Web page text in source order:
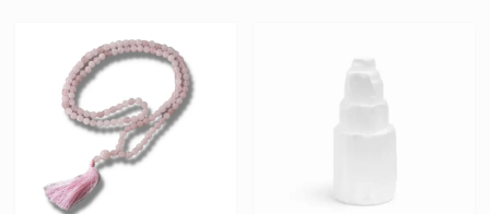
options
may
be
product